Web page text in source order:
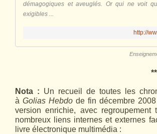
démagogiques et aveuglés. Or qui ne voit
exigibles ...
http://
Nota : Un recueil de toutes les
à Golias Hebdo de fin décembre
version enrichie, avec
nombreux liens internes et externes
livre électronique multimédia :